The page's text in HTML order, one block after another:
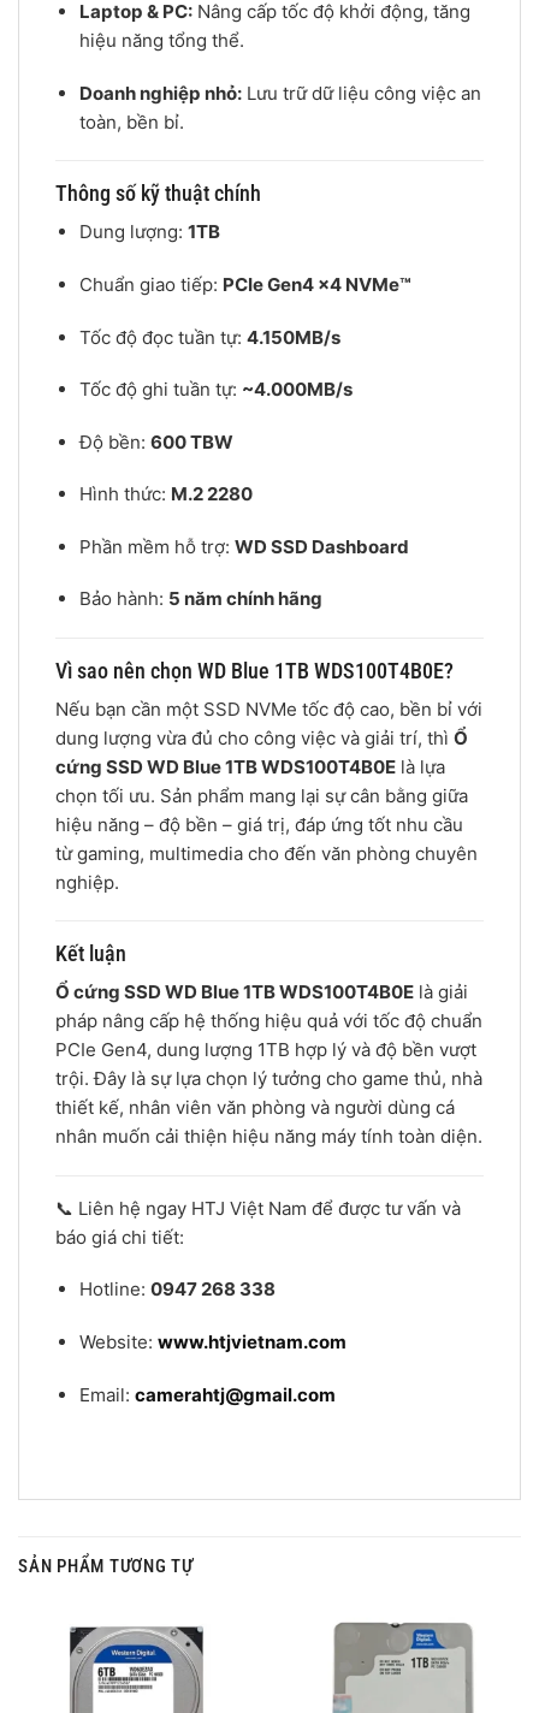
Laptop & PC:Nâng cấp tốc độ khởi động, tăng
hiệu năng tổng thể.
Doanh nghiệp nhỏ:Lưu trữ dữ liệu công việc an
toàn, bền bỉ.
Thông số kỹ thuật chính
Dung lượng: 1TB
Chuẩn giao tiếp: PCIe Gen4 x4 NVMe™
Tốc độ đọc tuần tự: 4.150MB/s
Tốc độ ghi tuần tự: ~4.000MB/s
Độ bền: 600 TBW
Hình thức: M.2 2280
Phần mềm hỗ trợ: WD SSD Dashboard
Bảo hành: 5 năm chính hãng
Vì sao nên chọn WD Blue 1TB WDS100T4B0E?
Nếu bạn cần một SSD NVMe tốc độ cao, bền bỉ với
dung lượng vừa đủ cho công việc và giải trí, thì Ổ
cứng SSD WD Blue 1TB WDS100T4B0E là lựa
chọn tối ưu. Sản phẩm mang lại sự cân bằng giữa
hiệu năng – độ bền – giá trị, đáp ứng tốt nhu cầu
từ gaming, multimedia cho đến văn phòng chuyên
nghiệp.
Kết luận
Ổ cứng SSD WD Blue 1TB WDS100T4B0E là giải
pháp nâng cấp hệ thống hiệu quả với tốc độ chuẩn
PCIe Gen4, dung lượng 1TB hợp lý và độ bền vượt
trội. Đây là sự lựa chọn lý tưởng cho game thủ, nhà
thiết kế, nhân viên văn phòng và người dùng cá
nhân muốn cải thiện hiệu năng máy tính toàn diện.
📞 Liên hệ ngay HTJ Việt Nam để được tư vấn và
báo giá chi tiết:
Hotline: 0947 268 338
Website: www.htjvietnam.com
Email: camerahtj@gmail.com
SẢN PHẨM TƯƠNG TỰ